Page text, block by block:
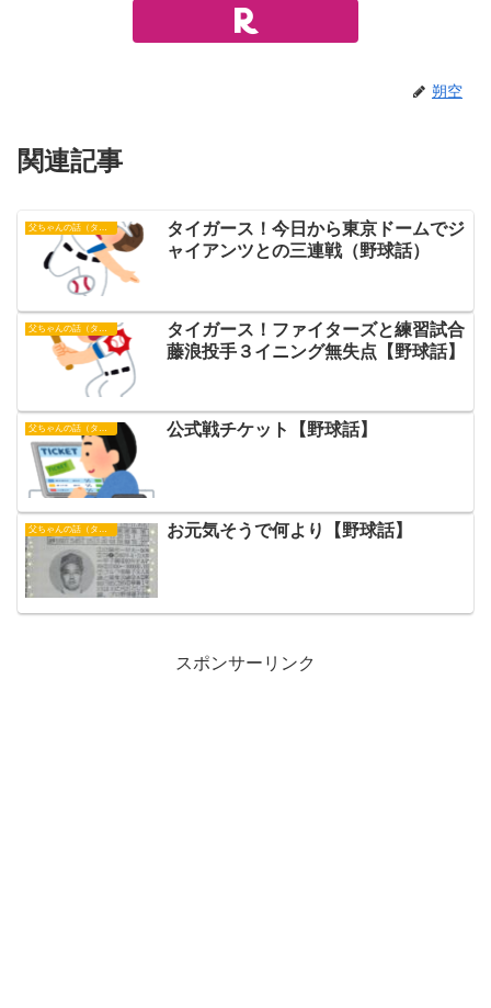
朔空
関連記事
父ちゃんの話（タイガース）
タイガース！今日から東京ドームでジ
ャイアンツとの三連戦（野球話）
タイガース！ファイターズと練習試合
藤浪投手３イニング無失点【野球話】
父ちゃんの話（タイガース） 公式戦チケット【野球話】
父ちゃんの話（タイガース） お元気そうで何より【野球話】
スポンサーリンク